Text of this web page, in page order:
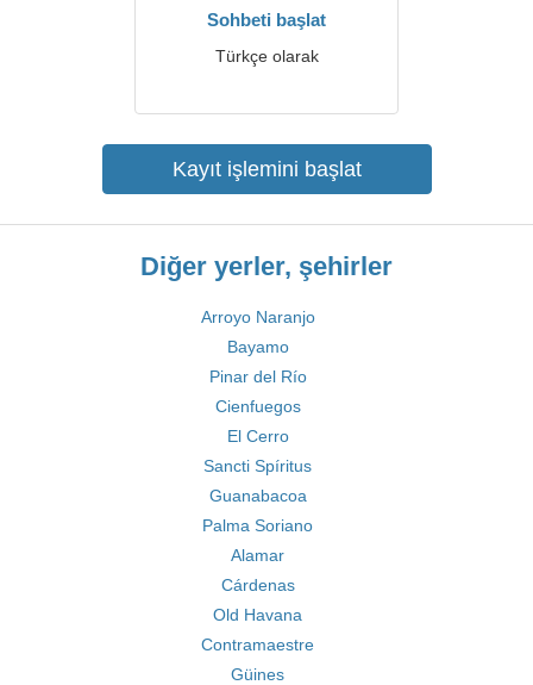
Sohbeti başlat
Türkçe olarak
Kayıt işlemini başlat
Diğer yerler, şehirler
Arroyo Naranjo
Bayamo
Pinar del Río
Cienfuegos
El Cerro
Sancti Spíritus
Guanabacoa
Palma Soriano
Alamar
Cárdenas
Old Havana
Contramaestre
Güines